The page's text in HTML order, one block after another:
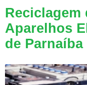
Reciclagem
Aparelhos
de Parnaíba